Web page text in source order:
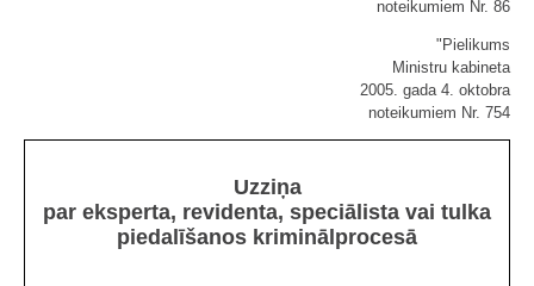
noteikumiem Nr. 86
"Pielikums
Ministru kabineta
2005. gada 4. oktobra
noteikumiem Nr. 754
Uzziņa
par eksperta, revidenta, speciālista vai tulka
piedalīšanos kriminālprocesā